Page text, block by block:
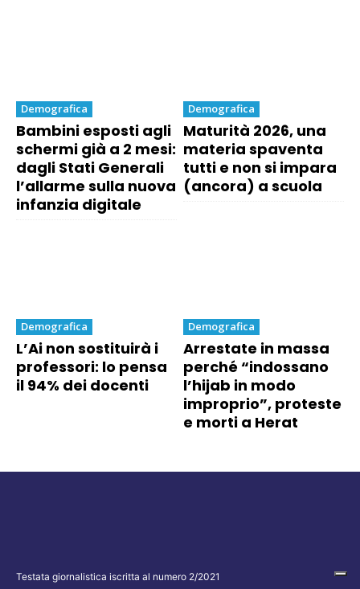
Demografica
Bambini esposti agli
schermi già a 2 mesi:
dagli Stati Generali
l’allarme sulla nuova
infanzia digitale
Demografica
Maturità 2026, una
materia spaventa
tutti e non si impara
(ancora) a scuola
Demografica
L’Ai non sostituirà i
professori: lo pensa
il 94% dei docenti
Demografica
Arrestate in massa
perché “indossano
l’hijab in modo
improprio”, proteste
e morti a Herat
Testata giornalistica iscritta al numero 2/2021